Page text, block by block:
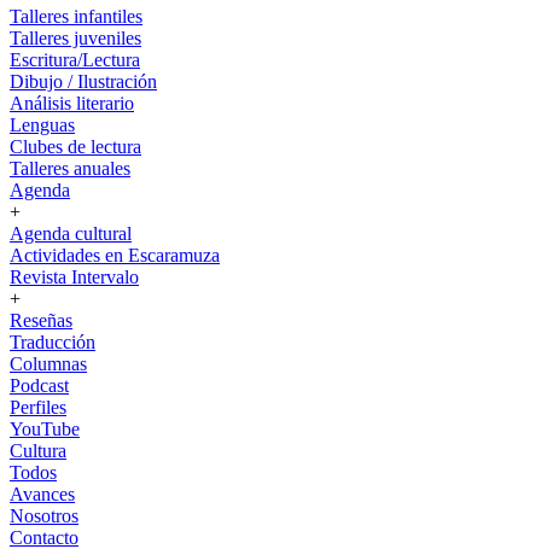
Talleres infantiles
Talleres juveniles
Escritura/Lectura
Dibujo / Ilustración
Análisis literario
Lenguas
Clubes de lectura
Talleres anuales
Agenda
+
Agenda cultural
Actividades en Escaramuza
Revista Intervalo
+
Reseñas
Traducción
Columnas
Podcast
Perfiles
YouTube
Cultura
Todos
Avances
Nosotros
Contacto